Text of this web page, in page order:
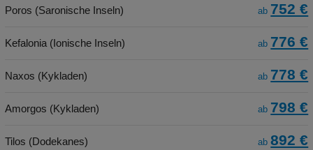
Poros (Saronische Inseln) ab 752 €
Kefalonia (Ionische Inseln) ab 776 €
Naxos (Kykladen) ab 778 €
Amorgos (Kykladen) ab 798 €
Tilos (Dodekanes) ab 892 €